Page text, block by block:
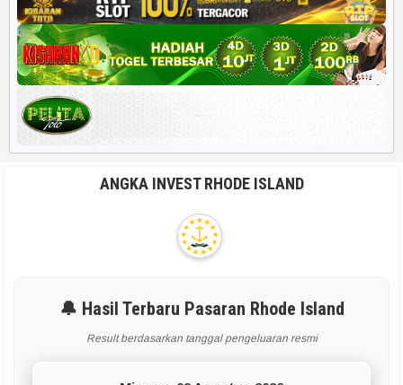
ANGKA INVEST RHODE ISLAND
🔔 Hasil Terbaru Pasaran Rhode Island
Result berdasarkan tanggal pengeluaran resmi